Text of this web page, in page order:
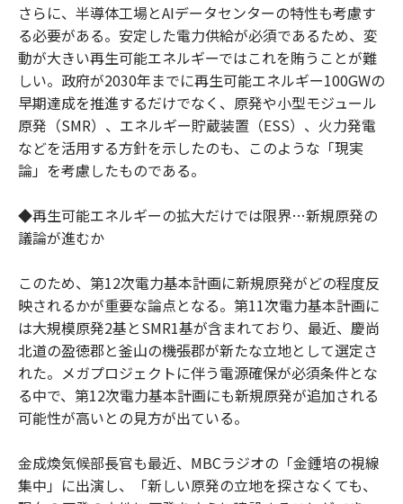
さらに、半導体工場とAIデータセンターの特性も考慮す
る必要がある。安定した電力供給が必須であるため、変
動が大きい再生可能エネルギーではこれを賄うことが難
しい。政府が2030年までに再生可能エネルギー100GWの
早期達成を推進するだけでなく、原発や小型モジュール
原発（SMR）、エネルギー貯蔵装置（ESS）、火力発電
などを活用する方針を示したのも、このような「現実
論」を考慮したものである。
◆再生可能エネルギーの拡大だけでは限界…新規原発の
議論が進むか
このため、第12次電力基本計画に新規原発がどの程度反
映されるかが重要な論点となる。第11次電力基本計画に
は大規模原発2基とSMR1基が含まれており、最近、慶尚
北道の盈徳郡と釜山の機張郡が新たな立地として選定さ
れた。メガプロジェクトに伴う電源確保が必須条件とな
る中で、第12次電力基本計画にも新規原発が追加される
可能性が高いとの見方が出ている。
金成煥気候部長官も最近、MBCラジオの「金鍾培の視線
集中」に出演し、「新しい原発の立地を探さなくても、